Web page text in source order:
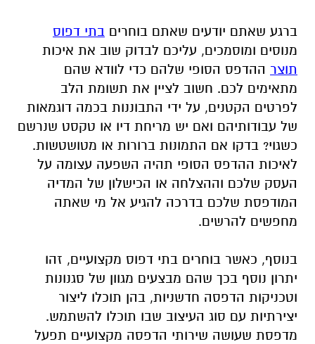
ברגע שאתם יודעים שאתם בוחרים בתי דפוס
מנוסים ומוסמכים, עליכם לבדוק שוב את איכות
תוצר ההדפס הסופי שלהם כדי לוודא שהם
מתאימים לכם. חשוב לציין את תשומת הלב
לפרטים הקטנים, על ידי התבוננות בכמה דוגמאות
של עבודותיהם ואם יש מריחת דיו או טקסט שנרשם
כשגוי? בדקו אם התמונות ברורות או מטושטשות.
לאיכות ההדפס הסופי תהיה השפעה עצומה על
העסק שלכם וההצלחה או הכישלון של המדיה
המודפסת שלכם בדרכה להגיע אל מי שאתה
מחפשים להרשים.
בנוסף, כאשר בוחרים בתי דפוס מקצועיים, זהו
יתרון נוסף בכך שהם מבצעים מגוון של סגנונות
וטכניקות הדפסה חדשניות, בהן תוכלו ליצור
יצירתיות עם סוג העיצוב שבו תוכלו להשתמש.
מדפסת שעושה שירותי הדפסה מקצועיים תפעל